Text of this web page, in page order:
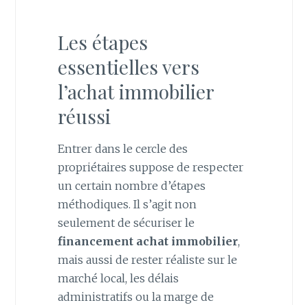
Les étapes
essentielles vers
l’achat immobilier
réussi
Entrer dans le cercle des
propriétaires suppose de respecter
un certain nombre d’étapes
méthodiques. Il s’agit non
seulement de sécuriser le
financement achat immobilier,
mais aussi de rester réaliste sur le
marché local, les délais
administratifs ou la marge de